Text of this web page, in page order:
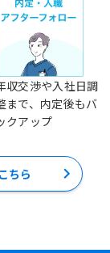
収交渉や入社日調
まで、内定後もバ
クアップ
ちら